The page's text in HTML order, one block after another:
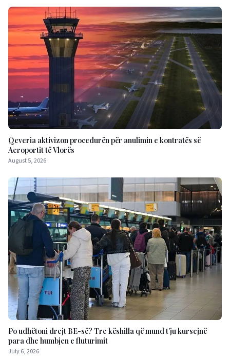
Qeveria aktivizon procedurën për anulimin e kontratës së
Aeroportit të Vlorës
August 5, 2026
Po udhëtoni drejt BE-së? Tre këshilla që mund t’ju kursejnë
para dhe humbjen e fluturimit
July 6, 2026